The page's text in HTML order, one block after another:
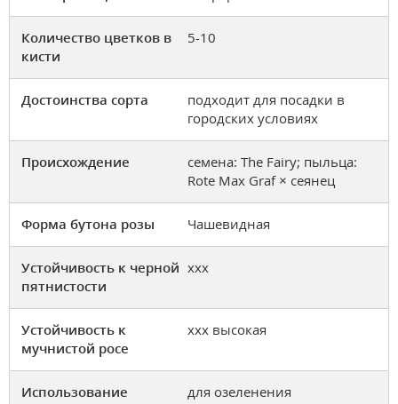
Количество цветков в
кисти
5-10
Достоинства сорта
подходит для посадки в
городских условиях
Происхождение
семена: The Fairy; пыльца:
Rote Max Graf × сеянец
Форма бутона розы Чашевидная
Устойчивость к черной
пятнистости
ххх
Устойчивость к
мучнистой росе
ххх высокая
Использование для озеленения